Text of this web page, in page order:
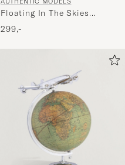
Floating In The Skies
Balloon Red Double
299,-